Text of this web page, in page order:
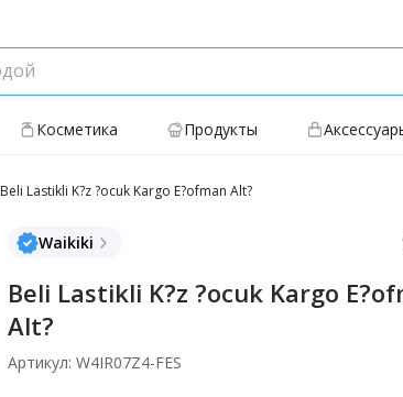
Косметика Продукты
Beli Lastikli K?z ?ocuk Kargo E?ofman Alt?
Waikiki
Beli Lastikli K?z ?ocuk Kargo
Alt?
Артикул: W4IR07Z4-FES